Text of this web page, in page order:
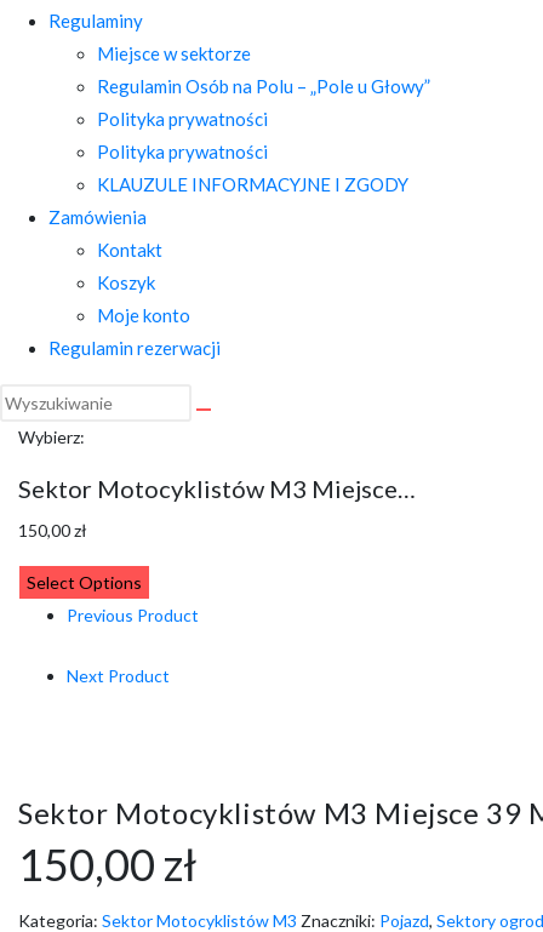
Regulaminy
Miejsce w sektorze
Regulamin Osób na Polu – „Pole u Głowy”
Polityka prywatności
Polityka prywatności
KLAUZULE INFORMACYJNE I ZGODY
Zamówienia
Kontakt
Koszyk
Moje konto
Regulamin rezerwacji
Wybierz:
Sektor Motocyklistów M3 Miejsce…
150,00zł
Select Options
Previous Product
Next Product
Sektor Motocyklistów M3 Miejsce 39
150,00 zł
Kategoria: Sektor Motocyklistów M3 Znaczniki: Pojazd, Sektory